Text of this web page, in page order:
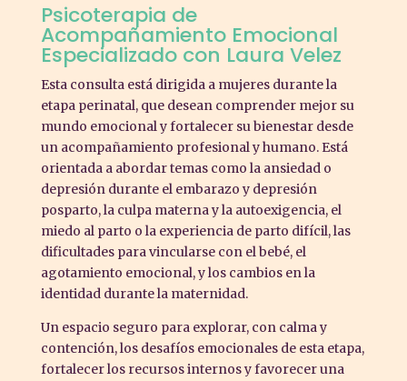
Psicoterapia de
Acompañamiento Emocional
Especializado con Laura Velez
Esta consulta está dirigida a mujeres durante la
etapa perinatal, que desean comprender mejor su
mundo emocional y fortalecer su bienestar desde
un acompañamiento profesional y humano. Está
orientada a abordar temas como la ansiedad o
depresión durante el embarazo y depresión
posparto, la culpa materna y la autoexigencia, el
miedo al parto o la experiencia de parto difícil, las
dificultades para vincularse con el bebé, el
agotamiento emocional, y los cambios en la
identidad durante la maternidad.
Un espacio seguro para explorar, con calma y
contención, los desafíos emocionales de esta etapa,
fortalecer los recursos internos y favorecer una